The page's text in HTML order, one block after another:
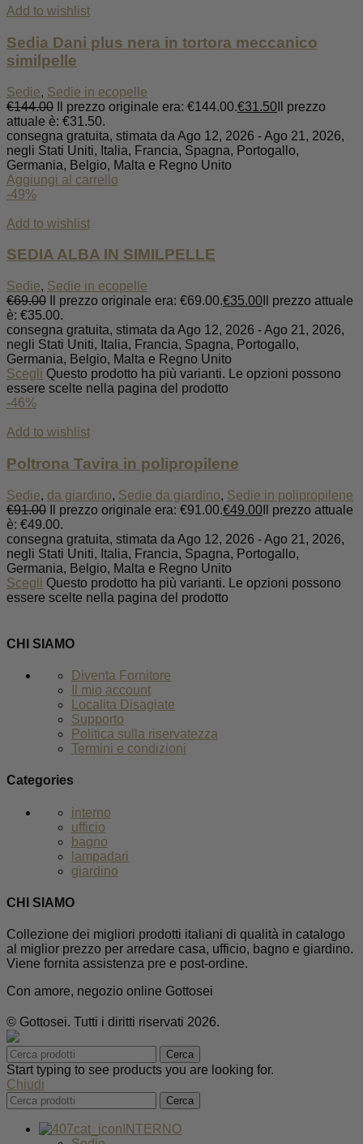
Add to wishlist
Sedia Dani plus nera in tortora meccanico
similpelle
Sedie, Sedie in ecopelle
€144.00 Il prezzo originale era: €144.00.€31.50 Il prezzo
attuale è: €31.50.
consegna gratuita, stimata da Ago 12, 2026 - Ago 21, 2026,
negli Stati Uniti, Italia, Francia, Spagna, Portogallo,
Germania, Belgio, Malta e Regno Unito
Aggiungi al carrello
-49%
Add to wishlist
SEDIA ALBA IN SIMILPELLE
Sedie, Sedie in ecopelle
€69.00 Il prezzo originale era: €69.00.€35.00 Il prezzo attuale
è: €35.00.
consegna gratuita, stimata da Ago 12, 2026 - Ago 21, 2026,
negli Stati Uniti, Italia, Francia, Spagna, Portogallo,
Germania, Belgio, Malta e Regno Unito
Scegli Questo prodotto ha più varianti. Le opzioni possono
essere scelte nella pagina del prodotto
-46%
Add to wishlist
Poltrona Tavira in polipropilene
Sedie, da giardino, Sedie da giardino, Sedie in polipropilene
€91.00 Il prezzo originale era: €91.00.€49.00 Il prezzo attuale
è: €49.00.
consegna gratuita, stimata da Ago 12, 2026 - Ago 21, 2026,
negli Stati Uniti, Italia, Francia, Spagna, Portogallo,
Germania, Belgio, Malta e Regno Unito
Scegli Questo prodotto ha più varianti. Le opzioni possono
essere scelte nella pagina del prodotto
CHI SIAMO
Diventa Fornitore
Il mio account
Localita Disagiate
Supporto
Politica sulla riservatezza
Termini e condizioni
Categories
interno
ufficio
bagno
lampadari
giardino
CHI SIAMO
Collezione dei migliori prodotti italiani di qualità in catalogo
al miglior prezzo per arredare casa, ufficio, bagno e giardino.
Viene fornita assistenza pre e post-ordine.
Con amore, negozio online Gottosei
© Gottosei. Tutti i diritti riservati 2026.
Cerca
Start typing to see products you are looking for.
Chiudi
Cerca
INTERNO